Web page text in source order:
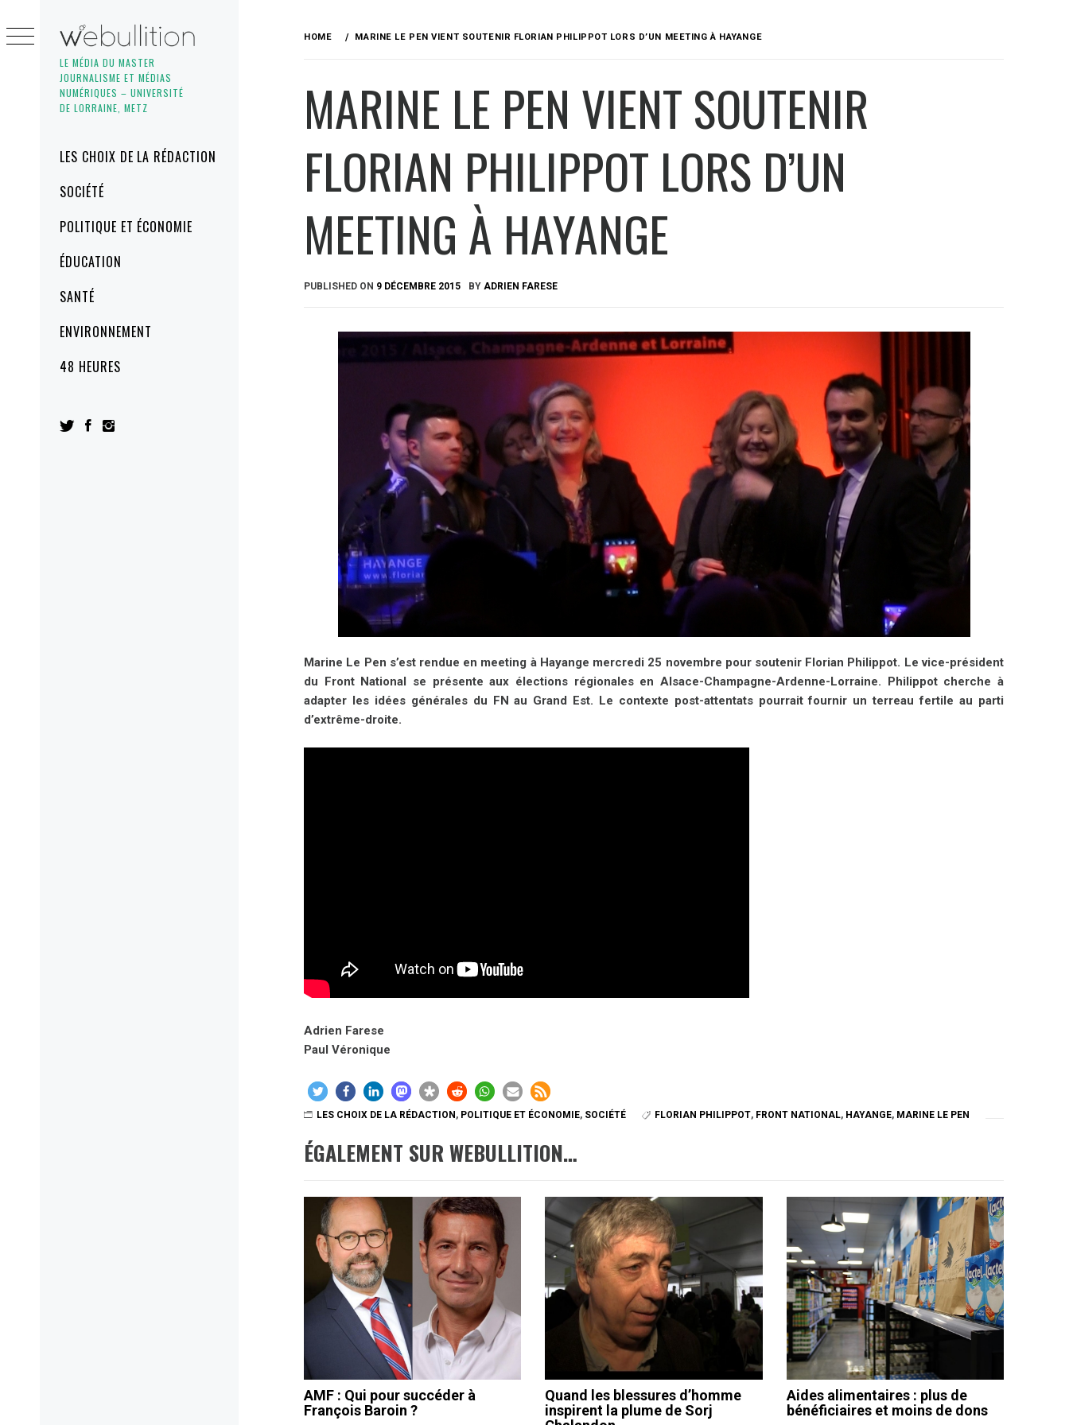
LE MÉDIA DU MASTER
JOURNALISME ET MÉDIAS
NUMÉRIQUES – UNIVERSITÉ
DE LORRAINE, METZ
MenuLES CHOIX DE LA RÉDACTION
SOCIÉTÉ
POLITIQUE ET ÉCONOMIE
ÉDUCATION
SANTÉ
ENVIRONNEMENT
48 HEURES
to
content
HOME MARINE LE PEN VIENT SOUTENIR FLORIAN PHILIPPOT LORS D’UN MEETING À HAYANGE
MARINE LE PEN VIENT SOUTENIR
FLORIAN PHILIPPOT LORS D’UN
MEETING À HAYANGE
PUBLISHED ON 9 DÉCEMBRE 2015 BY ADRIEN FARESE
Marine Le Pen s’est rendue en meeting à Hayange mercredi 25 novembre pour soutenir Florian Philippot. Le vice-président
du Front National se présente aux élections régionales en Alsace-Champagne-Ardenne-Lorraine. Philippot cherche à
adapter les idées générales du FN au Grand Est. Le contexte post-attentats pourrait fournir un terreau fertile au parti
d’extrême-droite.
Adrien Farese
Paul Véronique
LES CHOIX DE LA RÉDACTION, POLITIQUE ET ÉCONOMIE, SOCIÉTÉ FLORIAN PHILIPPOT, FRONT NATIONAL, HAYANGE, MARINE LE PEN
ÉGALEMENT SUR WEBULLITION…
AMF : Qui pour succéder à
François Baroin ?
Quand les blessures d’homme
inspirent la plume de Sorj
Aides alimentaires : plus de
bénéficiaires et moins de dons